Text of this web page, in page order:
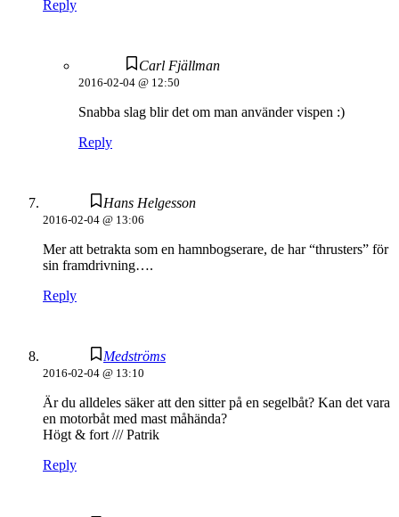
Reply
Carl Fjällman
2016-02-04 @ 12:50
Snabba slag blir det om man använder vispen :)
Reply
Hans Helgesson
2016-02-04 @ 13:06
Mer att betrakta som en hamnbogserare, de har “thrusters” för
sin framdrivning….
Reply
Medströms
2016-02-04 @ 13:10
Är du alldeles säker att den sitter på en segelbåt? Kan det vara
en motorbåt med mast måhända?
Högt & fort /// Patrik
Reply